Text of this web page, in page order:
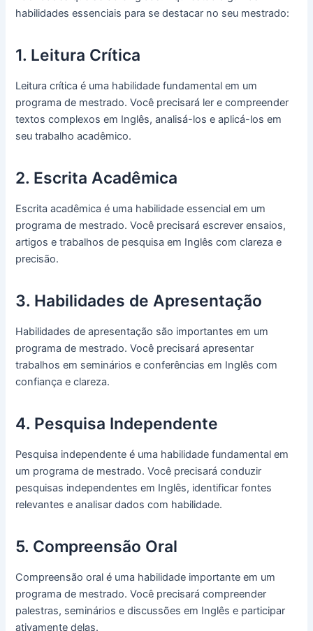
habilidades essenciais para se destacar no seu mestrado:
1. Leitura Crítica
Leitura crítica é uma habilidade fundamental em um
programa de mestrado. Você precisará ler e compreender
textos complexos em Inglês, analisá-los e aplicá-los em
seu trabalho acadêmico.
2. Escrita Acadêmica
Escrita acadêmica é uma habilidade essencial em um
programa de mestrado. Você precisará escrever ensaios,
artigos e trabalhos de pesquisa em Inglês com clareza e
precisão.
3. Habilidades de Apresentação
Habilidades de apresentação são importantes em um
programa de mestrado. Você precisará apresentar
trabalhos em seminários e conferências em Inglês com
confiança e clareza.
4. Pesquisa Independente
Pesquisa independente é uma habilidade fundamental em
um programa de mestrado. Você precisará conduzir
pesquisas independentes em Inglês, identificar fontes
relevantes e analisar dados com habilidade.
5. Compreensão Oral
Compreensão oral é uma habilidade importante em um
programa de mestrado. Você precisará compreender
palestras, seminários e discussões em Inglês e participar
ativamente delas.